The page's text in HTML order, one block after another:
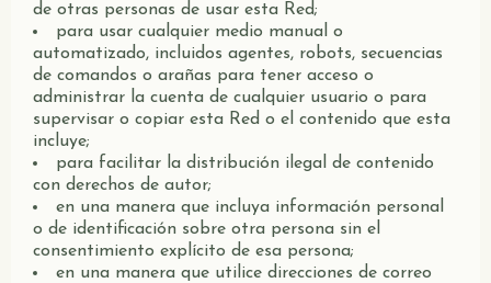
de otras personas de usar esta Red;
para usar cualquier medio manual o
automatizado, incluidos agentes, robots, secuencias
de comandos o arañas para tener acceso o
administrar la cuenta de cualquier usuario o para
supervisar o copiar esta Red o el contenido que esta
incluye;
para facilitar la distribución ilegal de contenido
con derechos de autor;
en una manera que incluya información personal
o de identificación sobre otra persona sin el
consentimiento explícito de esa persona;
en una manera que utilice direcciones de correo